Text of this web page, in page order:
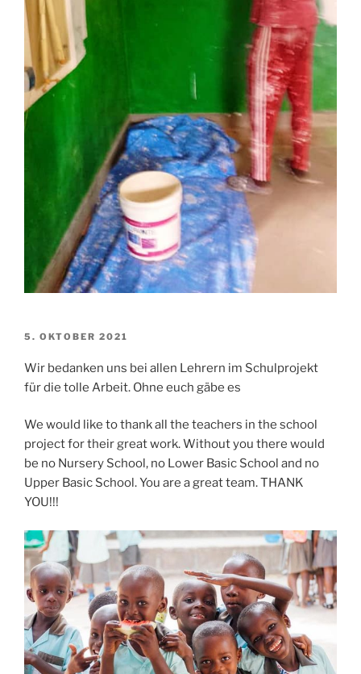
VERÖFFENTLICHT
5. OKTOBER 2021
Wir bedanken uns bei allen Lehrern im Schulprojekt
für die tolle Arbeit. Ohne euch gäbe es
We would like to thank all the teachers in the school
project for their great work. Without you there would
be no Nursery School, no Lower Basic School and no
Upper Basic School. You are a great team. THANK
YOU!!!